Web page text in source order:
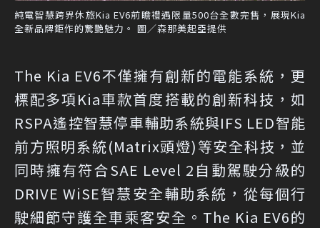
純電智慧跨界休旅Kia EV6前瞻禮遇限量500台全數完售，展現Kia
全新品牌鉅作的驚艷魅力。 圖／森那美起亞提供
The Kia EV6不僅擁有創新的電能系統，更
標配多項Kia車款首度搭載的創新科技，如
RSPA遙控智慧停車輔助系統與IFS LED智能
前方照明系統(Matrix頭燈)等安全科技，並
同時擁有符合SAE Level 2自動駕駛分級的
DRIVE WiSE智慧安全輔助系統，從每個行
駛細節守護全車乘客安全。The Kia EV6的